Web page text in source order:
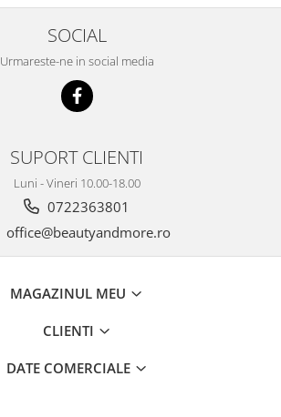
SOCIAL
Urmareste-ne in social media
SUPORT CLIENTI
Luni - Vineri 10.00-18.00
0722363801
office@beautyandmore.ro
MAGAZINUL MEU
CLIENTI
DATE COMERCIALE